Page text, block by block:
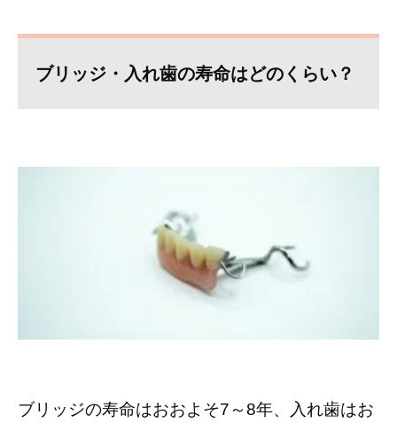
ブリッジ・入れ歯の寿命はどのくらい？
ブリッジの寿命はおおよそ7 ～8年、入れ歯はお